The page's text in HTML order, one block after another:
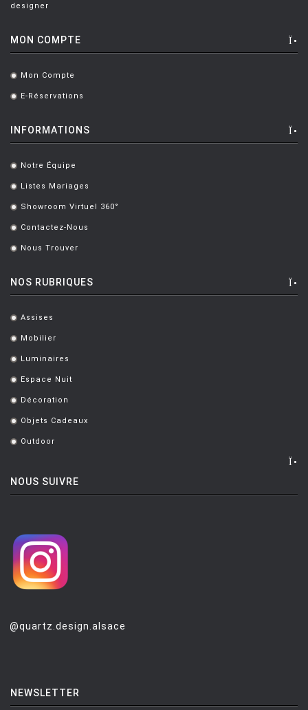
LAPALMA
LEXON
MAGIS
MANUTTI
MARIOLUCA GIUSTI
MARTINELLI LUCE
MDF
MODERN LIVING
MOLTENI
MOROSO
NOTRE MONDE
NUOVEFORME
OPINION CIATTI
POULSEN
designer
MON COMPTE
. Mon Compte
. E-Réservations
INFORMATIONS
. Notre Équipe
. Listes Mariages
. Showroom Virtuel 360°
. Contactez-Nous
. Nous Trouver
NOS RUBRIQUES
. Assises
. Mobilier
. Luminaires
. Espace Nuit
. Décoration
. Objets Cadeaux
. Outdoor
NOUS SUIVRE
@quartz.design.alsace
NEWSLETTER